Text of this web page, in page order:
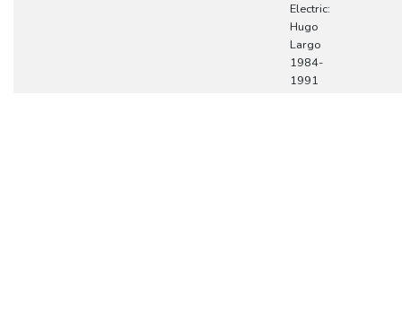
Electric:
Hugo
Largo
1984-
1991